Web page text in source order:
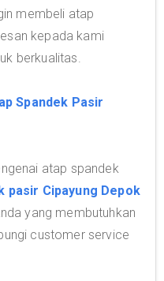
membeli atap
kepada kami
berkualitas.
Spandek Pasir
atap spandek
pasir Cipayung Depok
yang membutuhkan
customer service